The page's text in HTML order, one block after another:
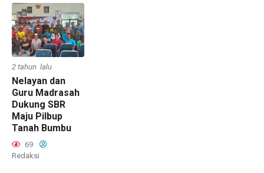
2 tahun lalu
Nelayan dan
Guru Madrasah
Dukung SBR
Maju Pilbup
Tanah Bumbu
69
Redaksi